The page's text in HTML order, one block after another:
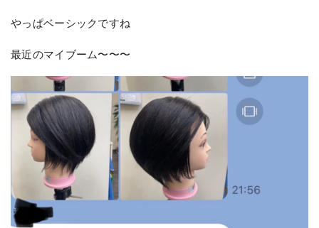
やっぱベーシックですね
最近のマイブーム〜〜〜